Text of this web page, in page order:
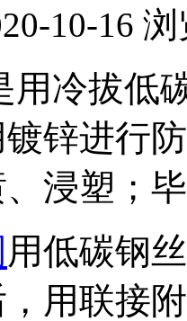
10-16 浏
用冷拔低
锌进行
浸塑；
用低碳钢
用联接